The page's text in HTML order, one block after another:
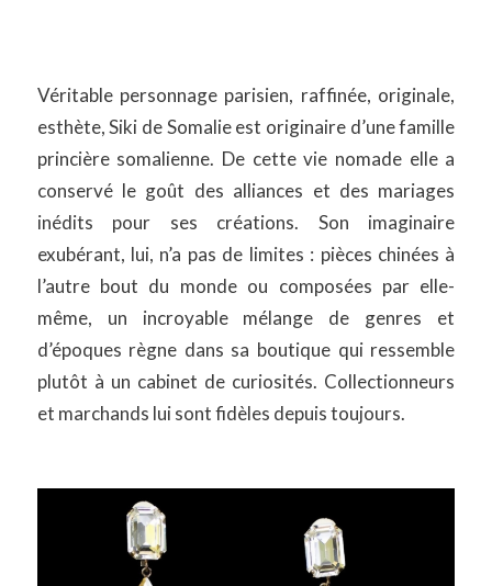
Véritable personnage parisien, raffinée, originale,
esthète, Siki de Somalie est originaire d’une famille
princière somalienne. De cette vie nomade elle a
conservé le goût des alliances et des mariages
inédits pour ses créations. Son imaginaire
exubérant, lui, n’a pas de limites : pièces chinées à
l’autre bout du monde ou composées par elle-
même, un incroyable mélange de genres et
d’époques règne dans sa boutique qui ressemble
plutôt à un cabinet de curiosités. Collectionneurs
et marchands lui sont fidèles depuis toujours.